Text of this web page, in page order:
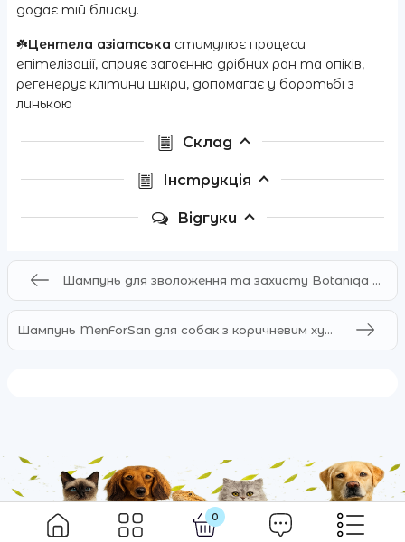
0
додає тій блиску.
☘️Центела азіатська стимулює процеси
епітелізації, сприяє загоєнню дрібних ран та опіків,
регенерує клітини шкіри, допомагає у боротьбі з
линькою
Склад
Інструкція
Відгуки
Шампунь для зволоження та захисту Botaniqa MOISTURIZING & PROTECTION
Шампунь MenForSan для собак з коричневим хутром